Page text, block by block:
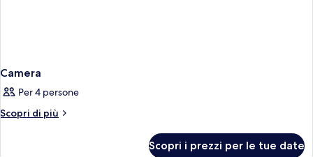
Camera
Per 4 persone
Scopri di più
Altri
Scopri i prezzi per le tue date